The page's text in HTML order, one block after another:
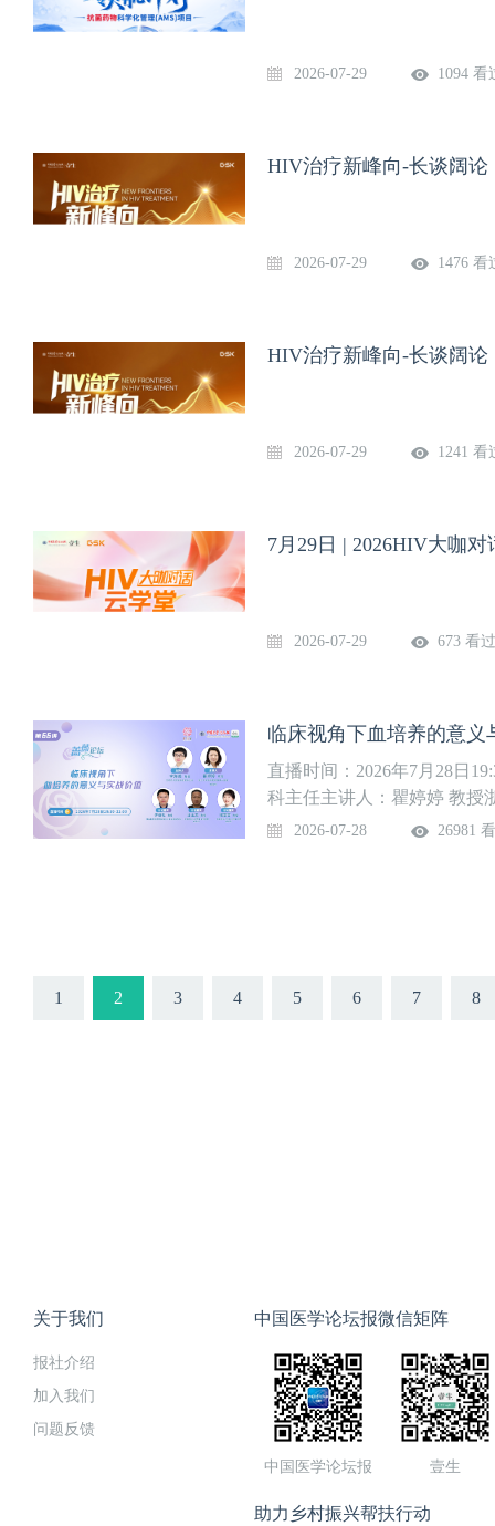
2026-07-29 1094 看
HIV治疗新峰向-长谈阔论
2026-07-29 1476 看
HIV治疗新峰向-长谈阔论
2026-07-29 1241 看
7月29日 | 2026HIV大咖
2026-07-29 673 看过
临床视角下血培养的意义
直播时间：2026年7月28日
科主任主讲人：瞿婷婷 教授
教授烟台毓璜顶医院检验中
2026-07-28 26981
1 2 3 4 5 6 7 8
关于我们
报社介绍
加入我们
问题反馈
中国医学论坛报微信矩阵
中国医学论坛报 壹生
助力乡村振兴帮扶行动